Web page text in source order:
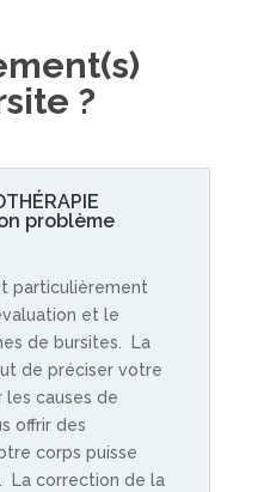
?
problème
particulièrement
et le
de bursites. La
de préciser votre
les causes de
offrir des
corps puisse
La correction de la